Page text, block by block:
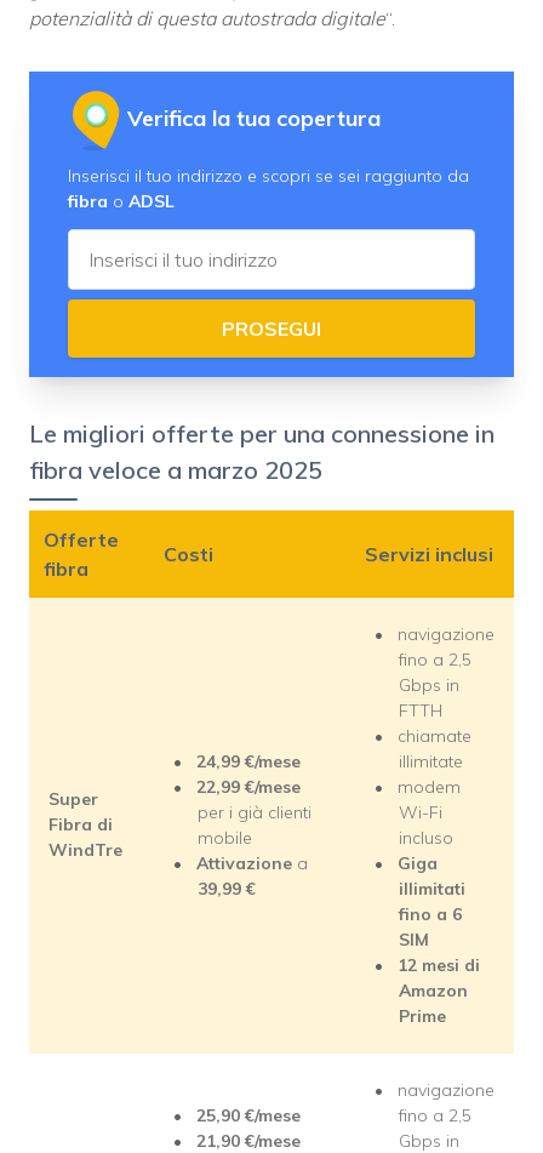
potenzialità di questa autostrada digitale“.
Verifica la tua copertura
Inserisci il tuo indirizzo e scopri se sei raggiunto da
fibra o ADSL
PROSEGUI
Le migliori offerte per una connessione in
fibra veloce a marzo 2025
Offerte
fibra
Costi Servizi inclusi
Super
Fibra di
WindTre
24,99 €/mese
22,99 €/mese
per i già clienti
mobile
Attivazione a
39,99 €
navigazione
fino a 2,5
Gbps in
FTTH
chiamate
illimitate
modem
Wi-Fi
incluso
Giga
illimitati
fino a 6
SIM
12 mesi di
Amazon
Prime
25,90 €/mese
21,90 €/mese
navigazione
fino a 2,5
Gbps in